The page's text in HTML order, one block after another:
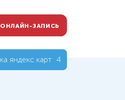
ОНЛАЙН-ЗАПИСЬ
4,9